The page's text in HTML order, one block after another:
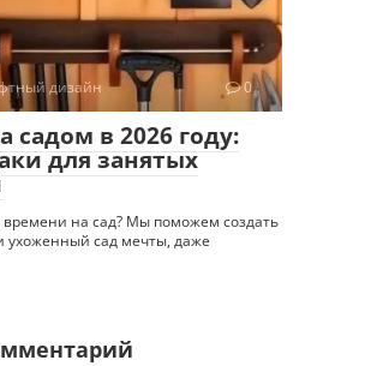
дизайн 0
садом в 2026 году:
для занятых
времени на сад? Мы поможем создать
ухоженный сад мечты, даже